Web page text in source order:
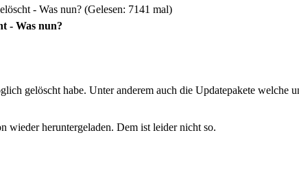
- Was nun? (Gelesen: 7141 mal)
- Was nun?
gelöscht habe. Unter anderem auch die Updatepakete welche
wieder heruntergeladen. Dem ist leider nicht so.